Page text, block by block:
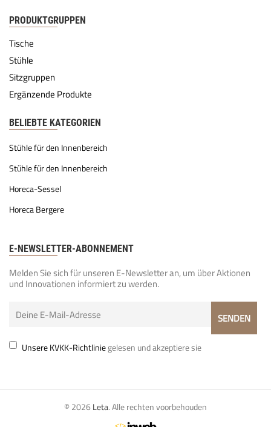
PRODUKTGRUPPEN
Tische
Stühle
Sitzgruppen
Ergänzende Produkte
BELIEBTE KATEGORIEN
Stühle für den Innenbereich
Stühle für den Innenbereich
Horeca-Sessel
Horeca Bergere
E-NEWSLETTER-ABONNEMENT
Melden Sie sich für unseren E-Newsletter an, um über Aktionen
und Innovationen informiert zu werden.
Unsere KVKK-Richtliniegelesen und akzeptiere sie
© 2026 Leta. Alle rechten voorbehouden